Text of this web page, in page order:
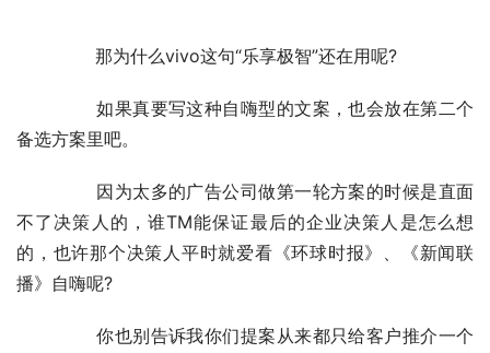
	　　那为什么vivo这句“乐享极智”还在用呢?
备选方案里吧。
不了决策人的，谁TM能保证最后的企业决策人是怎么想
的，也许那个决策人平时就爱看《环球时报》、《新闻联
播》自嗨呢?